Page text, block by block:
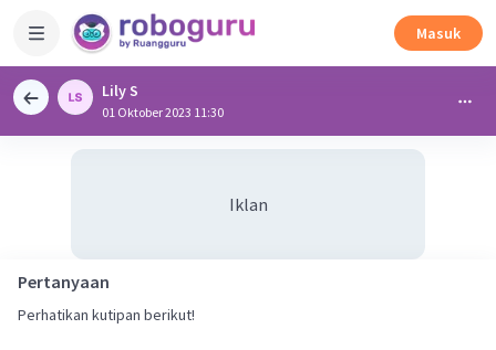
Masuk
Lily S
01 Oktober 2023 11:30
Iklan
Pertanyaan
Perhatikan kutipan berikut!